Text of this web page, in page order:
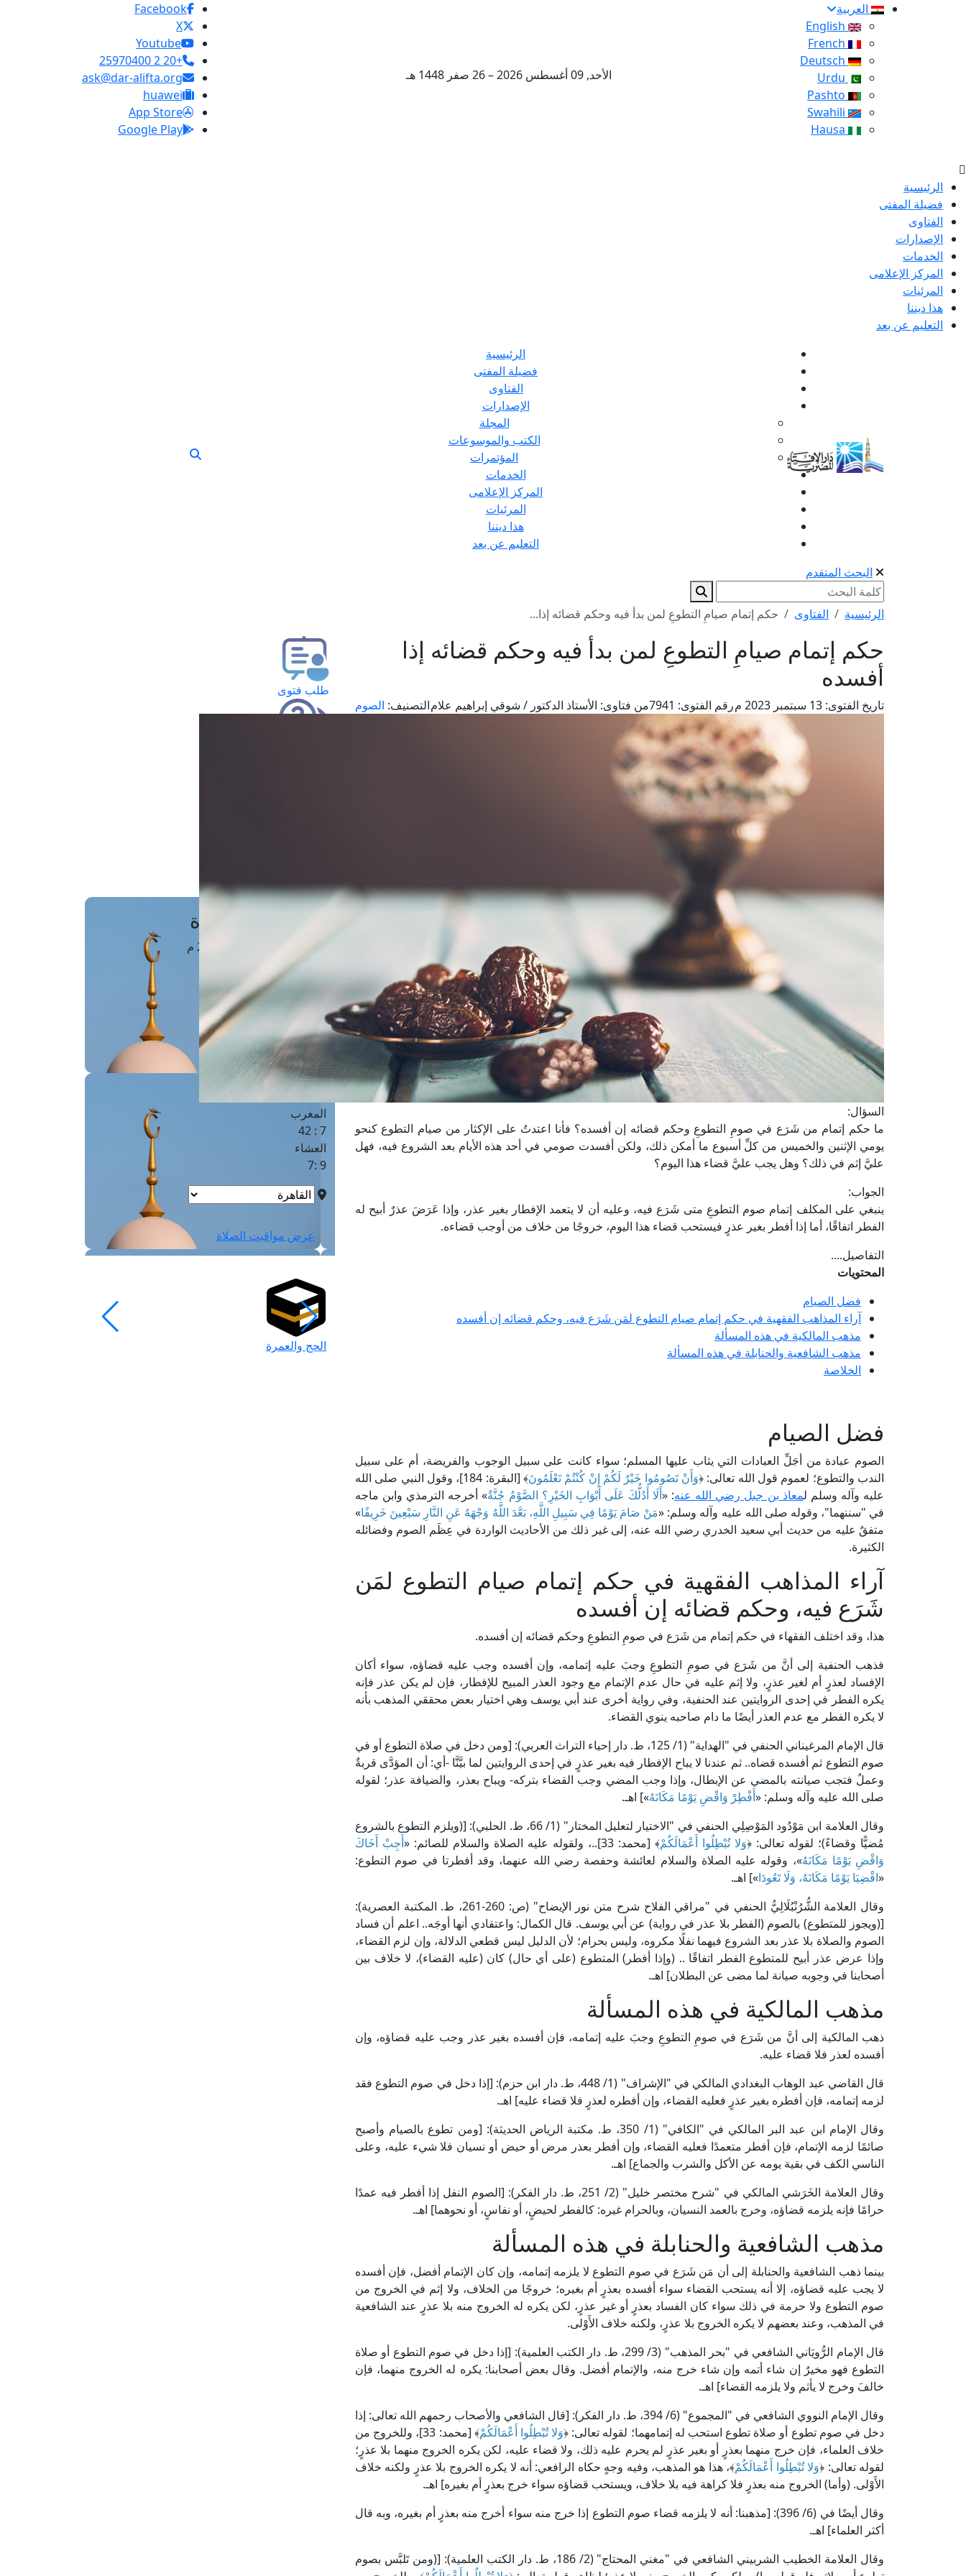
العربية
الأحد, 09 أغسطس 2026 – 26 صفر 1448 هـ
Facebook
X
Youtube
+20 2 25970400
ask@dar-alifta.org
huawei
App Store
Google Play
الرئيسية
فضيلة المفتى
الفتاوى
الإصدارات
الخدمات
المركز الإعلامى
المرئيات
هذا ديننا
التعليم عن بعد
الرئيسية
فضيلة المفتى
الفتاوى
الإصدارات
المجلة
الكتب والموسوعات
المؤتمرات
الخدمات
المركز الإعلامى
المرئيات
هذا ديننا
التعليم عن بعد
البحث المتقدم
الرئيسية الفتاوى حكم إتمام صيامِ التطوعِ لمن بدأ فيه وحكم قضائه إذا...
حكم إتمام صيامِ التطوعِ لمن بدأ فيه وحكم قضائه إذا
أفسده
تاريخ الفتوى: رقم الفتوى: من فتاوى: الأستاذ الدكتور / شوقي إبراهيم علامالتصنيف: الصوم
السؤال:
ما حكم إتمام من شَرَع في صومِ التطوعِ وحكم قضائه إن أفسده؟ فأنا اعتدتُ على الإكثار من صيام التطوع كنحو
يومي الإثنين والخميس من كلِّ أسبوع ما أمكن ذلك، ولكن أفسدت صومي في أحد هذه الأيام بعد الشروع فيه، فهل
عليَّ إثم في ذلك؟ وهل يجب عليَّ قضاء هذا اليوم؟
الجواب:
ينبغي على المكلف إتمام صوم التطوعِ متى شَرَع فيه، وعليه أن لا يتعمد الإفطار بغير عذر، وإذا عَرَضَ عذرٌ أبيح له
الفطر اتفاقًا، أما إذا أفطر بغير عذرٍ فيستحب قضاء هذا اليوم، خروجًا من خلاف من أوجب قضاءه.
التفاصيل....
المحتويات
فضل الصيام
آراء المذاهب الفقهية في حكم إتمام صيام التطوع لمَن شَرَع فيه، وحكم قضائه إن أفسده
مذهب المالكية في هذه المسألة
مذهب الشافعية والحنابلة في هذه المسألة
الخلاصة
فضل الصيام
الصوم عبادة من أجَلِّ العبادات التي يثاب عليها المسلم؛ سواء كانت على سبيل الوجوب والفريضة، أم على سبيل
الندب والتطوع؛ لعموم قول الله تعالى: ﴿وَأَنْ تَصُومُوا خَيْرٌ لَكُمْ إِنْ كُنْتُمْ تَعْلَمُونَ
﴾ [البقرة: 184]، وقول النبي صلى الله
عليه وآله وسلم لمعاذ بن جبل رضي الله عنه: «أَلَا أَدُلُّكَ عَلَى أَبْوَابِ الخَيْرِ؟ الصَّوْمُ جُنَّةٌ» أخرجه الترمذي وابن ماجه
في "سننهما"، وقوله صلى الله عليه وآله وسلم: «مَنْ صَامَ يَوْمًا فِي سَبِيلِ اللَّهِ، بَعَّدَ اللَّهُ وَجْهَهُ عَنِ النَّارِ سَبْعِينَ خَرِيفًا»
متفقٌ عليه من حديث أبي سعيد الخدري رضي الله عنه، إلى غير ذلك من الأحاديث الواردة في عِظَم الصوم وفضائله
الكثيرة.
آراء المذاهب الفقهية في حكم إتمام صيام التطوع لمَن
شَرَع فيه، وحكم قضائه إن أفسده
هذا، وقد اختلف الفقهاء في حكم إتمام من شَرَع في صومِ التطوعِ وحكم قضائه إن أفسده.
فذهب الحنفية إلى أنَّ من شَرَع في صومِ التطوعِ وجبَ عليه إتمامه، وإن أفسده وجب عليه قضاؤه، سواء أكان
الإفساد لعذرٍ أم لغير عذرٍ، ولا إثم عليه في حال عدم الإتمام مع وجود العذر المبيح للإفطار، فإن لم يكن عذر فإنه
يكره الفطر في إحدى الروايتين عند الحنفية، وفي رواية أخرى عند أبي يوسف وهي اختيار بعض محققي المذهب بأنه
لا يكره الفطر مع عدم العذر أيضًا ما دام صاحبه ينوي القضاء.
قال الإمام المرغيناني الحنفي في "الهداية" (1/ 125، ط. دار إحياء التراث العربي): [ومن دخل في صلاة التطوع أو في
صوم التطوع ثم أفسده قضاه.. ثم عندنا لا يباح الإفطار فيه بغير عذرٍ في إحدى الروايتين لما بيَّنَّا -أي: أن المؤدَّى قربةٌ
وعملٌ فتجب صيانته بالمضي عن الإبطال، وإذا وجب المضي وجب القضاء بتركه- ويباح بعذر، والضيافة عذر؛ لقوله
صلى الله عليه وآله وسلم: «أَفْطِرْ وَاقْضِ يَوْمًا مَكَانَهُ»] اهـ.
وقال العلامة ابن مَوْدُود المَوْصِلِي الحنفي في "الاختيار لتعليل المختار" (1/ 66، ط. الحلبي): [(ويلزم التطوع بالشروع
مُضيًّا وقضاءً)؛ لقوله تعالى: ﴿وَلا تُبْطِلُوا أَعْمَالَكُمْ﴾ [محمد: 33]..، ولقوله عليه الصلاة والسلام للصائم: «
أَجِبْ أَخَاكَ
وَاقْضِ يَوْمًا مَكَانَهُ»، وقوله عليه الصلاة والسلام لعائشة وحفصة رضي الله عنهما، وقد أفطرتا في صوم التطوع:
«اقْضِيَا يَوْمًا مَكَانَهُ، وَلَا تَعُودَا»] اهـ.
وقال العلامة الشُّرُنْبُلَالِيُّ الحنفي في "مراقي الفلاح شرح متن نور الإيضاح" (ص: 260-261، ط. المكتبة العصرية):
[(ويجوز للمتطوع) بالصوم (الفطر بلا عذر في رواية) عن أبي يوسف. قال الكمال: واعتقادي أنها أوجَه.. اعلم أن فساد
الصوم والصلاة بلا عذر بعد الشروع فيهما نفلًا مكروه، وليس بحرام؛ لأن الدليل ليس قطعي الدلالة، وإن لزم القضاء،
وإذا عرض عذر أبيح للمتطوع الفطر اتفاقًا .. (وإذا أفطر) المتطوع (على أي حال) كان (عليه القضاء)، لا خلاف بين
أصحابنا في وجوبه صيانة لما مضى عن البطلان] اهـ.
مذهب المالكية في هذه المسألة
ذهب المالكية إلى أنَّ من شَرَع في صومِ التطوعِ وجبَ عليه إتمامه، فإن أفسده بغير عذر وجب عليه قضاؤه، وإن
أفسده لعذر فلا قضاء عليه.
قال القاضي عبد الوهاب البغدادي المالكي في "الإشراف" (1/ 448، ط. دار ابن حزم): [إذا دخل في صوم التطوع فقد
لزمه إتمامه، فإن أفطره بغير عذرٍ فعليه القضاء، وإن أفطره لعذرٍ فلا قضاء عليه] اهـ.
وقال الإمام ابن عبد البر المالكي في "الكافي" (1/ 350، ط. مكتبة الرياض الحديثة): [ومن تطوع بالصيام وأصبح
صائمًا لزمه الإتمام، فإن أفطر متعمدًا فعليه القضاء، وإن أفطر بعذر مرض أو حيض أو نسيان فلا شيء عليه، وعلى
الناسي الكف في بقية يومه عن الأكل والشرب والجماع] اهـ.
وقال العلامة الخَرَشي المالكي في "شرح مختصر خليل" (2/ 251، ط. دار الفكر): [الصوم النفل إذا أفطر فيه عمدًا
حرامًا فإنه يلزمه قضاؤه، وخرج بالعمد النسيان، وبالحرام غيره: كالفطر لحيضٍ، أو نفاسٍ، أو نحوهما] اهـ.
مذهب الشافعية والحنابلة في هذه المسألة
بينما ذهب الشافعية والحنابلة إلى أن مَن شَرَع في صوم التطوع لا يلزمه إتمامه، وإن كان الإتمام أفضل، فإن أفسده
لا يجب عليه قضاؤه، إلا أنه يستحب القضاء سواء أفسده بعذرٍ أم بغيره؛ خروجًا من الخلاف، ولا إثم في الخروج من
صوم التطوع ولا حرمة في ذلك سواء كان الفساد بعذرٍ أو غير عذرٍ، لكن يكره له الخروج منه بلا عذرٍ عند الشافعية
في المذهب، وعند بعضهم لا يكره الخروج بلا عذرٍ، ولكنه خلاف الأَوْلى.
قال الإمام الرُّويَاني الشافعي في "بحر المذهب" (3/ 299، ط. دار الكتب العلمية): [إذا دخل في صوم التطوع أو صلاة
التطوع فهو مخيرٌ إن شاء أتمه وإن شاء خرج منه، والإتمام أفضل. وقال بعض أصحابنا: يكره له الخروج منهما، فإن
خالفَ وخرج لا يأثم ولا يلزمه القضاء] اهـ.
وقال الإمام النووي الشافعي في "المجموع" (6/ 394، ط. دار الفكر): [قال الشافعي والأصحاب رحمهم الله تعالى: إذا
دخل في صوم تطوع أو صلاة تطوع استحب له إتمامهما؛ لقوله تعالى: ﴿وَلا تُبْطِلُوا أَعْمَالَكُمْ
﴾ [محمد: 33]، وللخروج من
خلاف العلماء، فإن خرج منهما بعذرٍ أو بغير عذرٍ لم يحرم عليه ذلك، ولا قضاء عليه، لكن يكره الخروج منهما بلا عذرٍ؛
لقوله تعالى: ﴿وَلا تُبْطِلُوا أَعْمَالَكُمْ﴾، هذا هو المذهب، وفيه وجهٍ حكاه الرافعي: أنه لا يكره الخروج بلا عذرٍ ولكنه خلاف
الأَوْلى. (وأما) الخروج منه بعذرٍ فلا كراهة فيه بلا خلاف، ويستحب قضاؤه سواء خرج بعذرٍ أم بغيره] اهـ.
وقال أيضًا في (6/ 396): [مذهبنا: أنه لا يلزمه قضاء صوم التطوع إذا خرج منه سواء أخرج منه بعذرٍ أم بغيره، وبه قال
أكثر العلماء] اهـ.
وقال العلامة الخطيب الشربيني الشافعي في "مغني المحتاج" (2/ 186، ط. دار الكتب العلمية): [(ومن تَلبَّس بصوم
طلب فتوى
مَواقِيتُ الصَّـــلاة
الفجر
الشروق
6 :18
الظهر
العصر
المغرب
7 : 42
العشاء
9 :7
عرض مواقيت الصلاة
الحج والعمرة